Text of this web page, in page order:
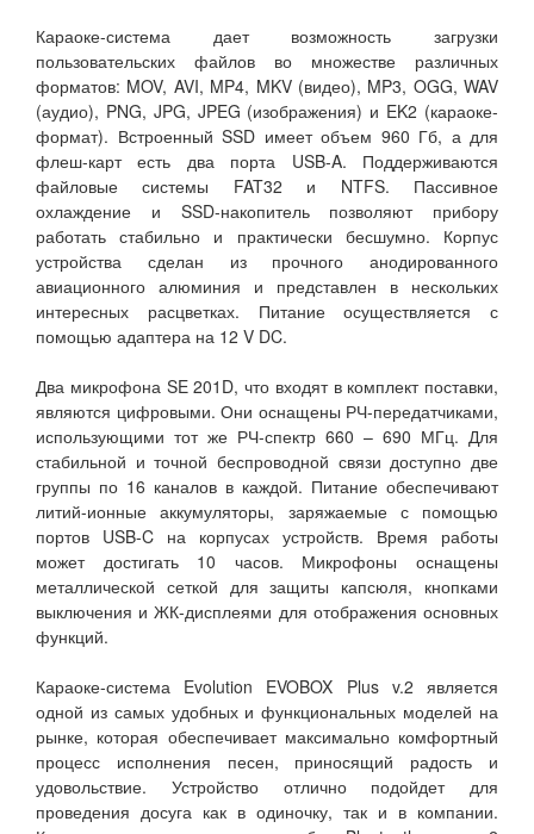
Караоке-система дает возможность загрузки
пользовательских файлов во множестве различных
форматов: MOV, AVI, MP4, MKV (видео), MP3, OGG, WAV
(аудио), PNG, JPG, JPEG (изображения) и EK2 (караоке-
формат). Встроенный SSD имеет объем 960 Гб, а для
флеш-карт есть два порта USB-A. Поддерживаются
файловые системы FAT32 и NTFS. Пассивное
охлаждение и SSD-накопитель позволяют прибору
работать стабильно и практически бесшумно. Корпус
устройства сделан из прочного анодированного
авиационного алюминия и представлен в нескольких
интересных расцветках. Питание осуществляется с
помощью адаптера на 12 V DC.
Два микрофона SE 201D, что входят в комплект поставки,
являются цифровыми. Они оснащены РЧ-передатчиками,
использующими тот же РЧ-спектр 660 – 690 МГц. Для
стабильной и точной беспроводной связи доступно две
группы по 16 каналов в каждой. Питание обеспечивают
литий-ионные аккумуляторы, заряжаемые с помощью
портов USB-C на корпусах устройств. Время работы
может достигать 10 часов. Микрофоны оснащены
металлической сеткой для защиты капсюля, кнопками
выключения и ЖК-дисплеями для отображения основных
функций.
Караоке-система Evolution EVOBOX Plus v.2 является
одной из самых удобных и функциональных моделей на
рынке, которая обеспечивает максимально комфортный
процесс исполнения песен, приносящий радость и
удовольствие. Устройство отлично подойдет для
проведения досуга как в одиночку, так и в компании.